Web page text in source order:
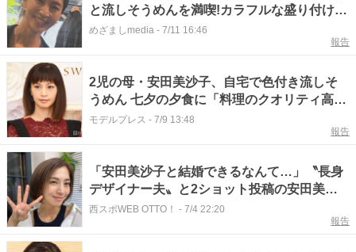
と流しそうめんを満喫!カラフルな盛り付けで
食事を楽しむ様子に「美味しそう」
めざましmedia - 7/11 16:46
報告
2児の母・安田美沙子、自宅で色付き流しそ
うめん 七夕の夕食に「料理のクオリティ高す
ぎる」「トッピングが星型で可愛い」と反響
モデルプレス - 7/9 13:48
報告
「安田美沙子と結婚できるなんて…」〝長身
デザイナー夫〟と2ショット投稿の安田美沙
子に「仲良しさん」「素敵です」「素敵なひ
西スポWEB OTTO！ - 7/4 22:20
報告